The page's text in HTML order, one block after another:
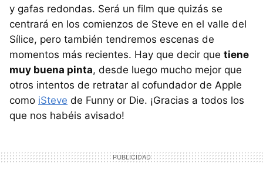
y gafas redondas. Será un film que quizás se
centrará en los comienzos de Steve en el valle del
Sílice, pero también tendremos escenas de
momentos más recientes. Hay que decir que tiene
muy buena pinta, desde luego mucho mejor que
otros intentos de retratar al cofundador de Apple
como iSteve de Funny or Die. ¡Gracias a todos los
que nos habéis avisado!